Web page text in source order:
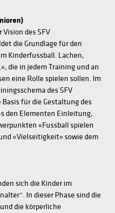
Vision des SFV
die Grundlage für den
Kinderfussball. Lachen,
die in jedem Training und an
eine Rolle spielen sollen. Im
des SFV
für die Gestaltung des
den Elementen Einleitung,
«Fussball spielen
«Vielseitigkeit» sowie dem
sich die Kinder im
In dieser Phase sind die
die körperliche